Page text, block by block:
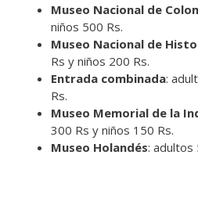
Museo Nacional de
niños 500 Rs.
Museo Nacional de
Rs y niños 200 Rs.
Entrada combinada:
Rs.
Museo Memorial de la
300 Rs y niños 150 Rs.
Museo Holandés: adultos